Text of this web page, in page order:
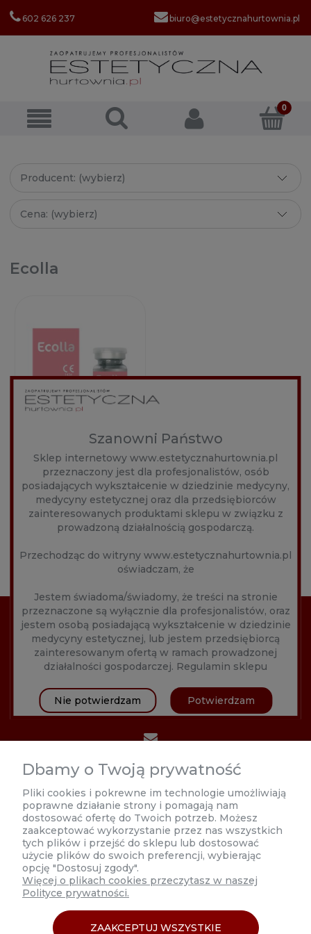
602 626 237 biuro@estetycznahurtownia.pl
Producent: (wybierz)
Cena: (wybierz)
Ecolla
ECOLLA 1X365MG
Producent: Ecolla
469,00 zł
DO KOSZYKA
602 626 237
Poniedziałek 8:00 - 17:00
Wtorek-Czwartek 9:00 - 17:00
Piątek 9:00 - 16:00
MOJE KONTO
INFORMACJE
Dbamy o Twoją prywatność
Pliki cookies i pokrewne im technologie umożliwiają
poprawne działanie strony i pomagają nam
dostosować ofertę do Twoich potrzeb. Możesz
zaakceptować wykorzystanie przez nas wszystkich
tych plików i przejść do sklepu lub dostosować
użycie plików do swoich preferencji, wybierając
opcję "Dostosuj zgody".
Więcej o plikach cookies przeczytasz w naszej
Polityce prywatności.
ZAAKCEPTUJ WSZYSTKIE
Szanowni Państwo
Sklep internetowy www.estetycznahurtownia.pl
przeznaczony jest dla profesjonalistów, osób
posiadających wykształcenie w dziedzinie medycyny,
medycyny estetycznej oraz dla przedsiębiorców
zainteresowanych produktami sklepu w związku z
prowadzoną działalnością gospodarczą.
Przechodząc do witryny www.estetycznahurtownia.pl
oświadczam, że
Jestem świadoma/świadomy, że treści na stronie
przeznaczone są wyłącznie dla profesjonalistów, oraz
jestem osobą posiadającą wykształcenie w dziedzinie
medycyny estetycznej, lub jestem przedsiębiorcą
zainteresowanym ofertą w ramach prowadzonej
działalności gospodarczej. Regulamin sklepu
Nie potwierdzam Potwierdzam